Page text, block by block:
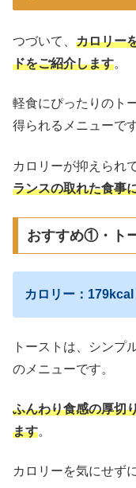
つづいて、 カロリー
ドをご紹介します。
軽食にぴったりのト
得られるメニューです
カロリーが抑えられ
ランスの取れた食事
おすすめ①・ト
カロリー：179kcal
トーストは、シンプ
のメニューです。
ふんわり食感の厚切
ます。
カロリーを気にせず